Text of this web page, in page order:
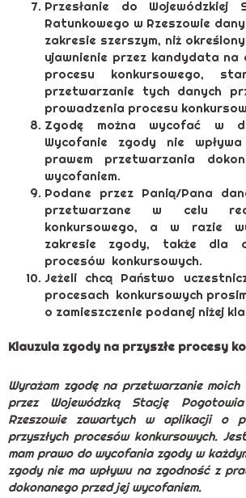
Przesłanie do Wojewódzkiej
Ratunkowego w Rzeszowie
zakresie szerszym, niż
ujawnienie przez kandydata na
procesu konkursowego,
przetwarzanie tych danych
prowadzenia procesu
Zgodę można wycofać w
Wycofanie zgody nie
prawem przetwarzania
wycofaniem.
Podane przez Panią/Pana
przetwarzane w celu
konkursowego, a w razie
zakresie zgody, także dla
procesów konkursowych.
Jeżeli chcą Państwo
procesach konkursowych
o zamieszczenie podanej niżej
Klauzula zgody na przyszłe procesy
Wyrażam zgodę na przetwarzanie
przez Wojewódzką Stację
Rzeszowie zawartych w aplikacji o
przyszłych procesów konkursowych.
mam prawo do wycofania zgody w
zgody nie ma wpływu na zgodność z
dokonanego przed jej wycofaniem.